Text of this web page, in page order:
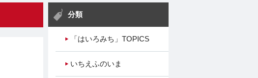
分類
「はいろみち」TOPICS
いちえふのいま